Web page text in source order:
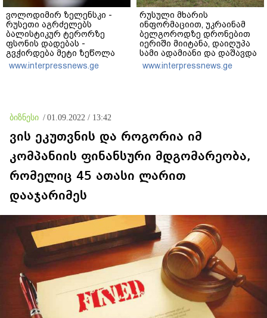
ვოლოდიმირ ზელენსკი -
რუსეთი აგრძელებს
ბალისტიკურ ტერორზე
ფსონის დადებას -
გვჭირდება მეტი ზეწოლა
www.interpressnews.ge
რუსული მხარის
ინფორმაციით, უკრაინამ
ბელგოროდზე დრონებით
იერიში მიიტანა, დაიღუპა
სამი ადამიანი და დაშავდა
25
www.interpressnews.ge
ბიზნესი / 01.09.2022 / 13:42
ვის ეკუთვნის და როგორია იმ
კომპანიის ფინანსური მდგომარეობა,
რომელიც 45 ათასი ლარით
დააჯარიმეს